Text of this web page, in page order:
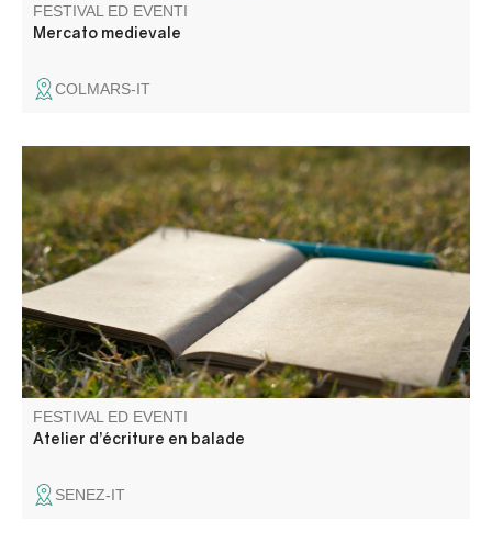
FESTIVAL ED EVENTI
Mercato medievale
COLMARS-IT
Entre ciel, pierres et chemins, venez cueillir les mots là où
le paysage les murmure. La CCAPV vous invite à un
atelier mêlant balade et temps d’écriture, pour explorer le
territoire autrement et laisser émerger votre expression.
FESTIVAL ED EVENTI
Atelier d’écriture en balade
SENEZ-IT